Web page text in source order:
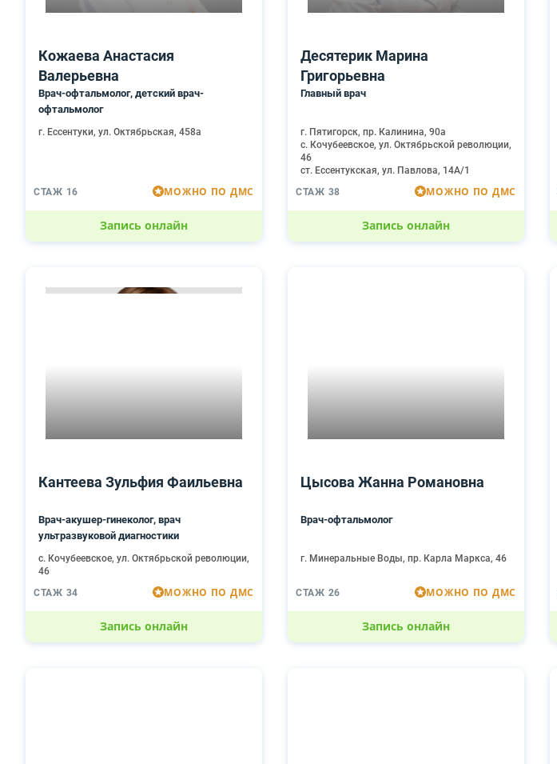
Кожаева Анастасия
Валерьевна
Врач-офтальмолог, детский врач-
офтальмолог
г. Ессентуки, ул. Октябрьская, 458а
СТАЖ 16 МОЖНО ПО ДМС
Запись онлайн
Десятерик Марина
Григорьевна
Главный врач
г. Пятигорск, пр. Калинина, 90а
с. Кочубеевское, ул. Октябрьской революции,
46
ст. Ессентукская, ул. Павлова, 14А/1
СТАЖ 38
МОЖНО ПО ДМС
Запись онлайн
Кантеева Зульфия Фаильевна
Врач-акушер-гинеколог, врач
ультразвуковой диагностики
с. Кочубеевское, ул. Октябрьской революции,
46
СТАЖ 34
МОЖНО ПО ДМС
Запись онлайн
Цысова Жанна Романовна
Врач-офтальмолог
г. Минеральные Воды, пр. Карла Маркса, 46
СТАЖ 26 МОЖНО ПО ДМС
Запись онлайн